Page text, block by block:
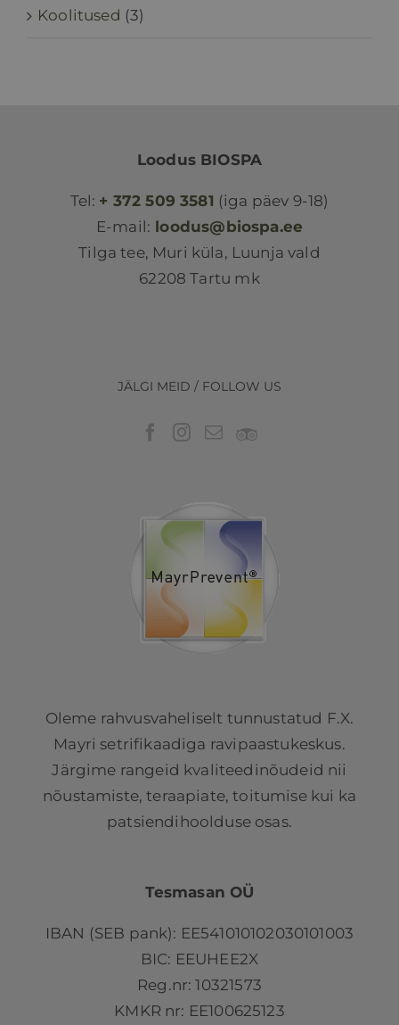
Koolitused (3)
Loodus BIOSPA
Tel: + 372 509 3581 (iga päev 9-18)
E-mail: loodus@biospa.ee
Tilga tee, Muri küla, Luunja vald
62208 Tartu mk
JÄLGI MEID / FOLLOW US
Oleme rahvusvaheliselt tunnustatud F.X.
Mayri setrifikaadiga ravipaastukeskus.
Järgime rangeid kvaliteedinõudeid nii
nõustamiste, teraapiate, toitumise kui ka
patsiendihoolduse osas.
Tesmasan OÜ
IBAN (SEB pank): EE541010102030101003
BIC: EEUHEE2X
Reg.nr: 10321573
KMKR nr: EE100625123